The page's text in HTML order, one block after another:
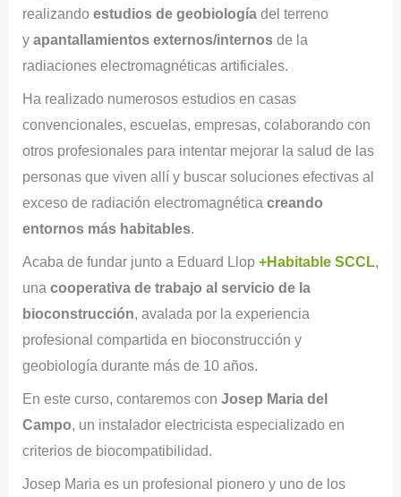
realizando estudios de geobiologíadel terreno
y apantallamientos externos/internosde la
radiaciones electromagnéticas artificiales.
Ha realizado numerosos estudios en casas
convencionales, escuelas, empresas, colaborando con
otros profesionales para intentar mejorar la salud de las
personas que viven allí y buscar soluciones efectivas al
exceso de radiación electromagnética creando
entornos más habitables.
Acaba de fundar junto a Eduard Llop +Habitable SCCL,
una cooperativa de trabajo al servicio de la
bioconstrucción, avalada por la experiencia
profesional compartida en bioconstrucción y
geobiología durante más de 10 años.
En este curso, contaremos con Josep Maria del
Campo, un instalador electricista especializado en
criterios de biocompatibilidad.
Josep Maria es un profesional pionero y uno de los